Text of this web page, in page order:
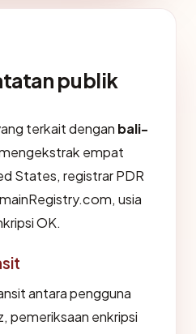
publik
terkait dengan bali-
empat
States, registrar PDR
usia
OK.
antara pengguna
pemeriksaan enkripsi